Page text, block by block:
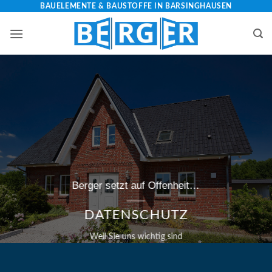
springen
BAUELEMENTE & BAUSTOFFE IN BARSINGHAUSEN
Berger setzt auf Offenheit…
DATENSCHUTZ
Weil Sie uns wichtig sind